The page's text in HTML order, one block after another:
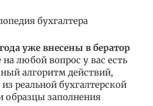
бухгалтера
уже внесены в бератор
на любой вопрос у вас есть
алгоритм действий,
реальной бухгалтерской
образцы заполнения